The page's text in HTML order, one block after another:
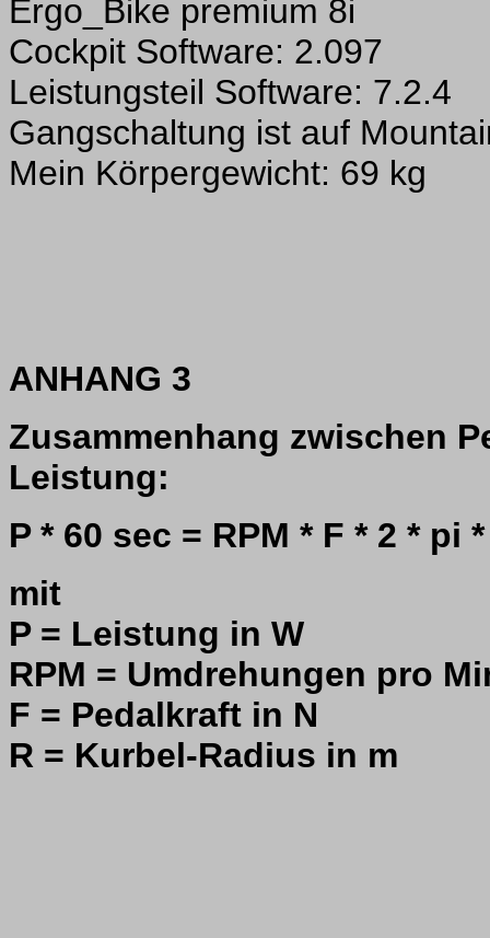
Ergo_Bike premium 8i
Cockpit Software: 2.097
Leistungsteil Software: 7.2.4
Gangschaltung ist auf
Mein Körpergewicht: 69 kg
ANHANG 3
Zusammenhang zwischen
Leistung:
P * 60 sec = RPM * F * 2 * pi
mit
P = Leistung in W
RPM = Umdrehungen pro
F = Pedalkraft in N
R = Kurbel-Radius in m